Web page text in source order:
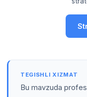
TEGISHLI XIZMAT
Bu mavzuda